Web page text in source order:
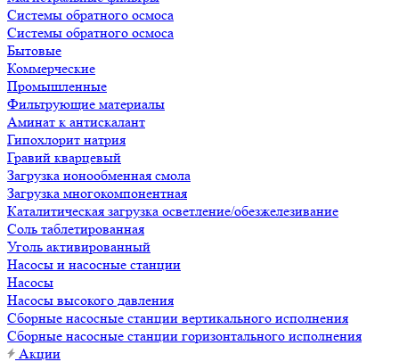
Системы обратного осмоса
Системы обратного осмоса
Бытовые
Коммерческие
Промышленные
Фильтрующие материалы
Аминат к антискалант
Гипохлорит натрия
Гравий кварцевый
Загрузка ионообменная смола
Загрузка многокомпонентная
Каталитическая загрузка осветление/обезжелезивание
Соль таблетированная
Уголь активированный
Насосы и насосные станции
Насосы
Насосы высокого давления
Сборные насосные станции вертикального исполнения
Сборные насосные станции горизонтального исполнения
Акции